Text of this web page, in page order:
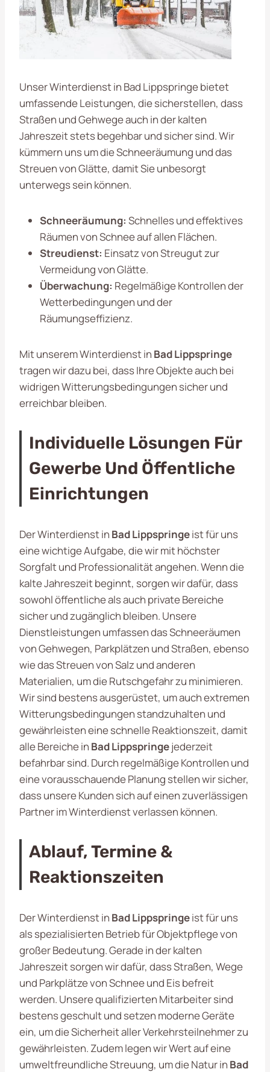
Unser Winterdienst in Bad Lippspringe bietet
umfassende Leistungen, die sicherstellen, dass
Straßen und Gehwege auch in der kalten
Jahreszeit stets begehbar und sicher sind. Wir
kümmern uns um die Schneeräumung und das
Streuen von Glätte, damit Sie unbesorgt
unterwegs sein können.
Schneeräumung: Schnelles und effektives
Räumen von Schnee auf allen Flächen.
Streudienst: Einsatz von Streugut zur
Vermeidung von Glätte.
Überwachung: Regelmäßige Kontrollen der
Wetterbedingungen und der
Räumungseffizienz.
Mit unserem Winterdienst in Bad Lippspringe
tragen wir dazu bei, dass Ihre Objekte auch bei
widrigen Witterungsbedingungen sicher und
erreichbar bleiben.
Individuelle Lösungen Für
Gewerbe Und Öffentliche
Einrichtungen
Der Winterdienst in Bad Lippspringeist für uns
eine wichtige Aufgabe, die wir mit höchster
Sorgfalt und Professionalität angehen. Wenn die
kalte Jahreszeit beginnt, sorgen wir dafür, dass
sowohl öffentliche als auch private Bereiche
sicher und zugänglich bleiben. Unsere
Dienstleistungen umfassen das Schneeräumen
von Gehwegen, Parkplätzen und Straßen, ebenso
wie das Streuen von Salz und anderen
Materialien, um die Rutschgefahr zu minimieren.
Wir sind bestens ausgerüstet, um auch extremen
Witterungsbedingungen standzuhalten und
gewährleisten eine schnelle Reaktionszeit, damit
alle Bereiche in Bad Lippspringejederzeit
befahrbar sind. Durch regelmäßige Kontrollen und
eine vorausschauende Planung stellen wir sicher,
dass unsere Kunden sich auf einen zuverlässigen
Partner im Winterdienst verlassen können.
Ablauf, Termine &
Reaktionszeiten
Der Winterdienst in Bad Lippspringeist für uns
als spezialisierten Betrieb für Objektpflege von
großer Bedeutung. Gerade in der kalten
Jahreszeit sorgen wir dafür, dass Straßen, Wege
und Parkplätze von Schnee und Eis befreit
werden. Unsere qualifizierten Mitarbeiter sind
bestens geschult und setzen moderne Geräte
ein, um die Sicherheit aller Verkehrsteilnehmer zu
gewährleisten. Zudem legen wir Wert auf eine
umweltfreundliche Streuung, um die Natur in Bad